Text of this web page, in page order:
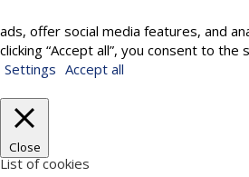
ads, offer social media features, and
clicking “Accept all”, you consent to the
Settings Accept all
Close
List of cookies